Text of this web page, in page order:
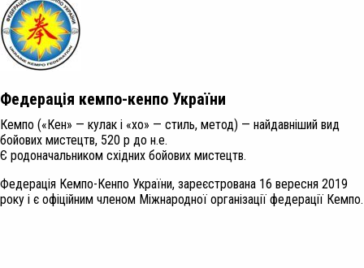
Федерація кемпо-кенпо України
Кемпо («Кен» — кулак і «хо» — стиль, метод) — найдавніший вид
бойових мистецтв, 520 р до н.е.
Є родоначальником східних бойових мистецтв.
Федерація Кемпо-Кенпо України, зареєстрована 16 вересня 2019
року і є офіційним членом Міжнародної організації федерації Кемпо.